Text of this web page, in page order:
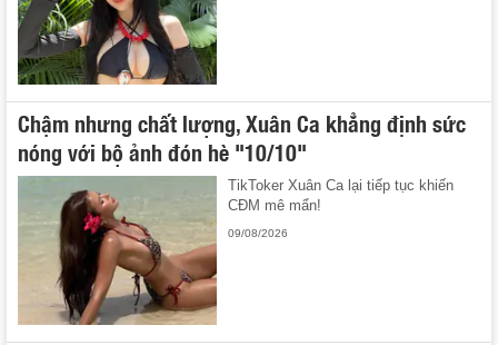
Chậm nhưng chất lượng, Xuân Ca khẳng định sức
nóng với bộ ảnh đón hè "10/10"
TikToker Xuân Ca lại tiếp tục khiến
CĐM mê mẩn!
09/08/2026